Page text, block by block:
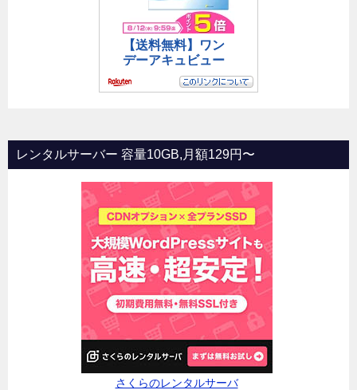
レンタルサーバー 容量10GB,月額129円〜
さくらのレンタルサーバ